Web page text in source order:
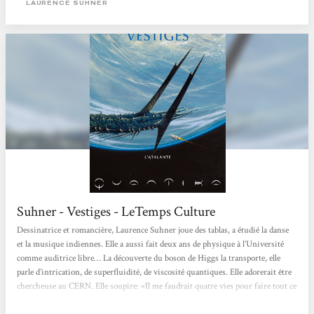
LAURENCE SUHNER
Suhner - Vestiges - LeTemps Culture
Dessinatrice et romancière, Laurence Suhner joue des tablas, a étudié la danse
et la musique indiennes. Elle a aussi fait deux ans de physique à l’Université
comme auditrice libre… La découverte du boson de Higgs la transporte, elle
parle d’intrication, de superfluidité, de viscosité quantiques. Elle adorerait être
chercheuse au CERN. Elle soupire: «Il me faudrait quatre vies pour faire tout ce